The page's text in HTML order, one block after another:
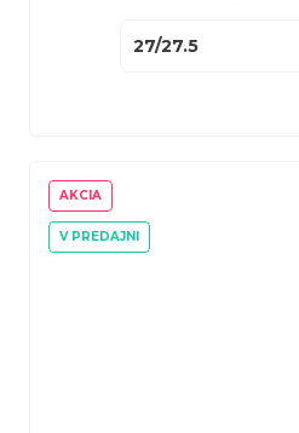
27/27.5
AKCIA
V PREDAJNI